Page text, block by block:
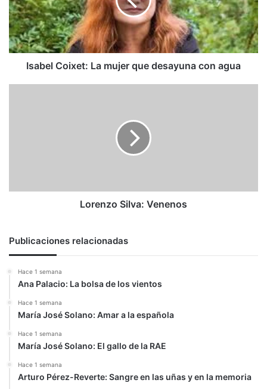
desayuna
con
agua
Isabel Coixet: La mujer que desayuna con agua
Lorenzo Silva: Venenos
Publicaciones relacionadas
Hace 1 semana
Ana Palacio: La bolsa de los vientos
Hace 1 semana
María José Solano: Amar a la española
Hace 1 semana
María José Solano: El gallo de la RAE
Hace 1 semana
Arturo Pérez-Reverte: Sangre en las uñas y en la memoria